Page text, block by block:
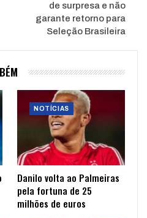
de surpresa e não
garante retorno para
Seleção Brasileira
NOTÍCIAS
Danilo volta ao Palmeiras
pela fortuna de 25
milhões de euros